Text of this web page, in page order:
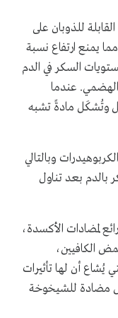
للذوبان على
يمنع ارتفاع نسبة
السكر في الدم
عندما
وتُشكَل مادةً تشبه
وبالتالي
بعد تناول
لمضادات الأكسدة،
الكافيين،
يُشاع أن لها تأثيرات
مضادة للشيخوخة